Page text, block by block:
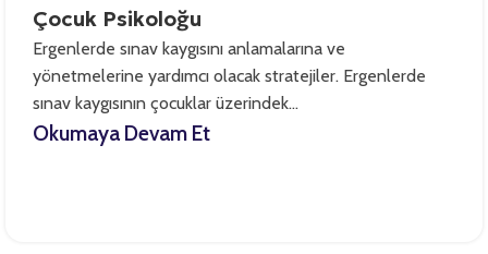
Çocuk Psikoloğu
Ergenlerde sınav kaygısını anlamalarına ve
yönetmelerine yardımcı olacak stratejiler. Ergenlerde
sınav kaygısının çocuklar üzerindek...
Okumaya Devam Et